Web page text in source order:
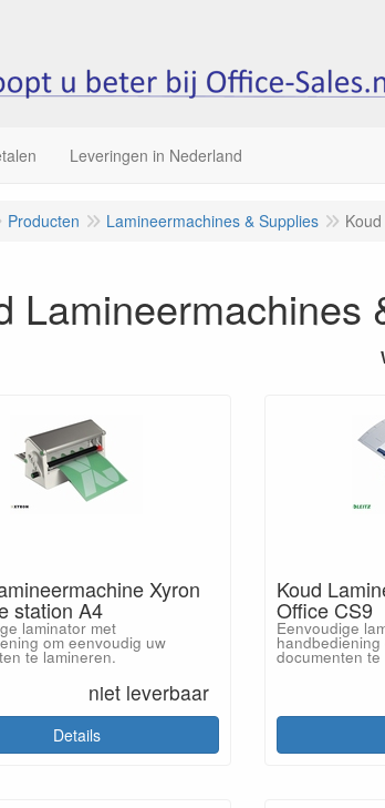
Leveringen in Nederland
Producten Lamineermachines & Supplies
Lamineermachines
Xyron
station A4
laminator met
om eenvoudig uw
te lamineren.
niet leverbaar
Details
Koud
Office CS9
Eenvoudige
documenten te